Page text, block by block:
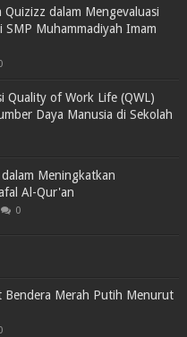
dalam Mengevaluasi
Muhammadiyah Imam
Quality of Work Life (QWL)
Daya Manusia di Sekolah
Meningkatkan
Al-Qur'an
0
Bendera Merah Putih Menurut